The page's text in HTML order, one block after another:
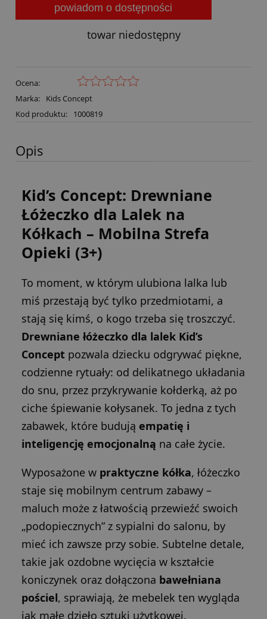
powiadom o dostępności
towar niedostępny
Ocena:
Marka:
Kids Concept
Kod produktu:
1000819
Opis
Kid’s Concept: Drewniane
Łóżeczko dla Lalek na
Kółkach – Mobilna Strefa
Opieki (3+)
To moment, w którym ulubiona lalka lub
miś przestają być tylko przedmiotami, a
stają się kimś, o kogo trzeba się troszczyć.
Drewniane łóżeczko dla lalek Kid’s
Concept pozwala dziecku odgrywać piękne,
codzienne rytuały: od delikatnego układania
do snu, przez przykrywanie kołderką, aż po
ciche śpiewanie kołysanek. To jedna z tych
zabawek, które budują empatię i
inteligencję emocjonalną na całe życie.
Wyposażone w praktyczne kółka, łóżeczko
staje się mobilnym centrum zabawy –
maluch może z łatwością przewieźć swoich
„podopiecznych” z sypialni do salonu, by
mieć ich zawsze przy sobie. Subtelne detale,
takie jak ozdobne wycięcia w kształcie
koniczynek oraz dołączona bawełniana
pościel, sprawiają, że mebelek ten wygląda
jak małe dzieło sztuki użytkowej.